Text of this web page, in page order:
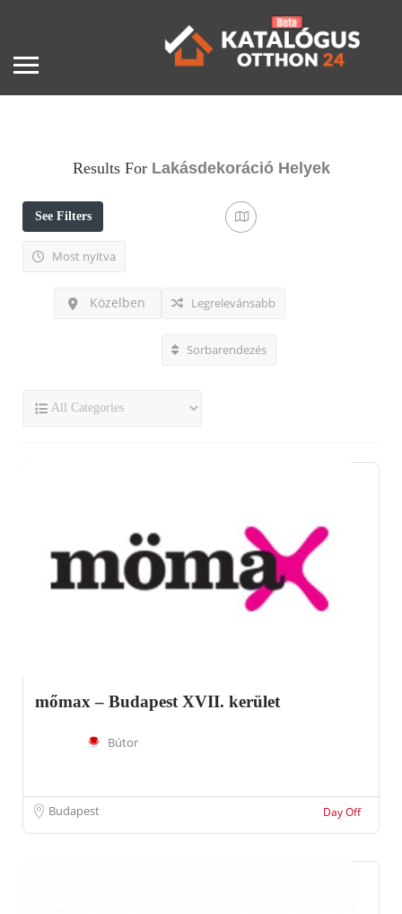
Results For Lakásdekoráció Helyek
See Filters
Most nyitva
Közelben Legrelevánsabb
Sorbarendezés
mőmax – Budapest XVII. kerület
Bútor
Budapest Day Off